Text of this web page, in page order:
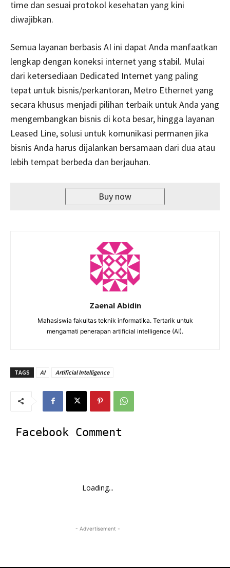
time dan sesuai protokol kesehatan yang kini
diwajibkan.
Semua layanan berbasis AI ini dapat Anda manfaatkan
lengkap dengan koneksi internet yang stabil. Mulai
dari ketersediaan Dedicated Internet yang paling
tepat untuk bisnis/perkantoran, Metro Ethernet yang
secara khusus menjadi pilihan terbaik untuk Anda yang
mengembangkan bisnis di kota besar, hingga layanan
Leased Line, solusi untuk komunikasi permanen jika
bisnis Anda harus dijalankan bersamaan dari dua atau
lebih tempat berbeda dan berjauhan.
Buy now
Zaenal Abidin
Mahasiswia fakultas teknik informatika. Tertarik untuk
mengamati penerapan artificial intelligence (AI).
TAGS AI Artificial Intelligence
Facebook Comment
Loading...
- Advertisement -